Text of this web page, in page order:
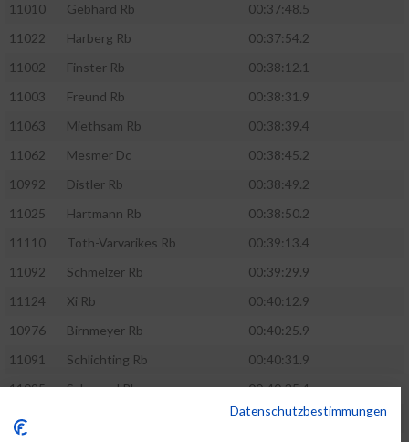
11010
Gebhard Rb
00:37:48.5
11022
Harberg Rb
00:37:54.2
11002
Finster Rb
00:38:12.1
11003
Freund Rb
00:38:31.9
11063
Miethsam Rb
00:38:39.4
11062
Mesmer Dc
00:38:45.2
10992
Distler Rb
00:38:49.2
11025
Hartmann Rb
00:38:50.2
11110
Toth-Varvarikes Rb
00:39:13.4
11092
Schmelzer Rb
00:39:29.9
11124
Xi Rb
00:40:12.9
10976
Birnmeyer Rb
00:40:25.9
11091
Schlichting Rb
00:40:31.9
11095
Schoppel Rb
00:40:35.4
11107
00:41:03.7
Datenschutzbestimmungen